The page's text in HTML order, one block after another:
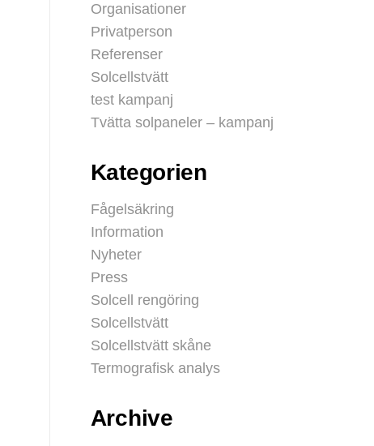
Organisationer
Privatperson
Referenser
Solcellstvätt
test kampanj
Tvätta solpaneler – kampanj
Kategorien
Fågelsäkring
Information
Nyheter
Press
Solcell rengöring
Solcellstvätt
Solcellstvätt skåne
Termografisk analys
Archive